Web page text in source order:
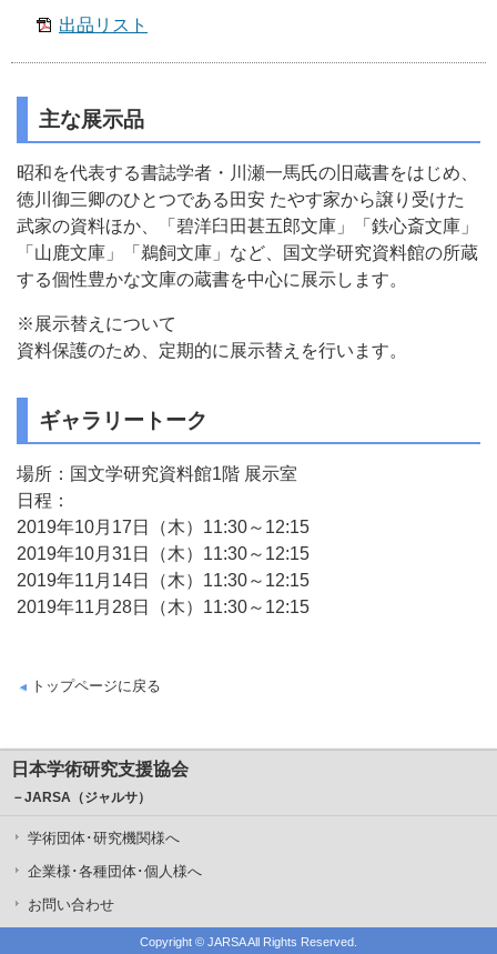
出品リスト
主な展示品
昭和を代表する書誌学者・川瀬一馬氏の旧蔵書をはじめ、
徳川御三卿のひとつである田安 たやす家から譲り受けた
武家の資料ほか、「碧洋臼田甚五郎文庫」「鉄心斎文庫」
「山鹿文庫」「鵜飼文庫」など、国文学研究資料館の所蔵
する個性豊かな文庫の蔵書を中心に展示します。
※展示替えについて
資料保護のため、定期的に展示替えを行います。
ギャラリートーク
場所：国文学研究資料館1階 展示室
日程：
2019年10月17日（木）11:30～12:15
2019年10月31日（木）11:30～12:15
2019年11月14日（木）11:30～12:15
2019年11月28日（木）11:30～12:15
トップページに戻る
日本学術研究支援協会
－JARSA（ジャルサ）
学術団体･研究機関様へ
企業様･各種団体･個人様へ
お問い合わせ
Copyright © JARSAAll Rights Reserved.